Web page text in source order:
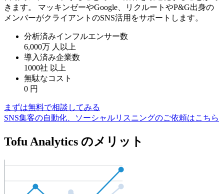
きます。 マッキンゼーやGoogle、リクルートやP&G出身の
メンバーがクライアントのSNS活用をサポートします。
分析済みインフルエンサー数
6,000万 人以上
導入済み企業数
1000社 以上
無駄なコスト
0 円
まずは無料で相談してみる
SNS集客の自動化、ソーシャルリスニングのご依頼はこちら
Tofu Analytics のメリット